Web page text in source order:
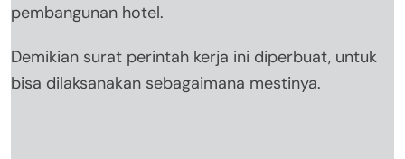
pembangunan hotel.
Demikian surat perintah kerja ini diperbuat, untuk
bisa dilaksanakan sebagaimana mestinya.